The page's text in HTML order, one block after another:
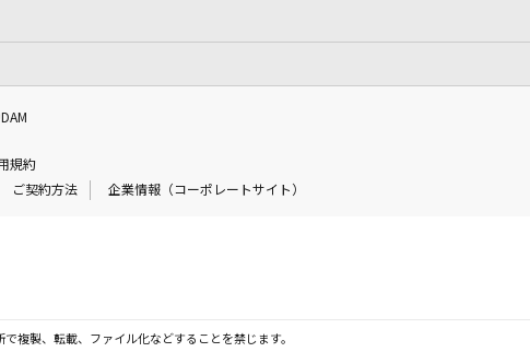
規約
ご契約方法 企業情報（コーポレートサイト）
複製、転載、ファイル化などすることを禁じます。